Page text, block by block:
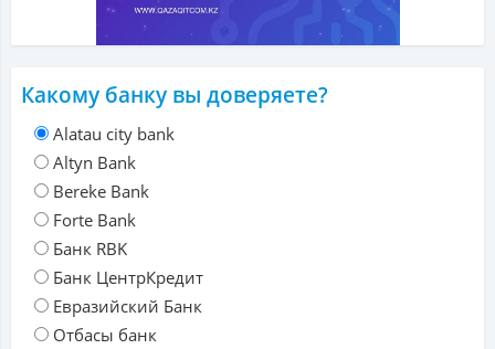
Какому банку вы доверяете?
Alatau city bank
Altyn Bank
Bereke Bank
Forte Bank
Банк RBK
Банк ЦентрКредит
Евразийский Банк
Отбасы банк